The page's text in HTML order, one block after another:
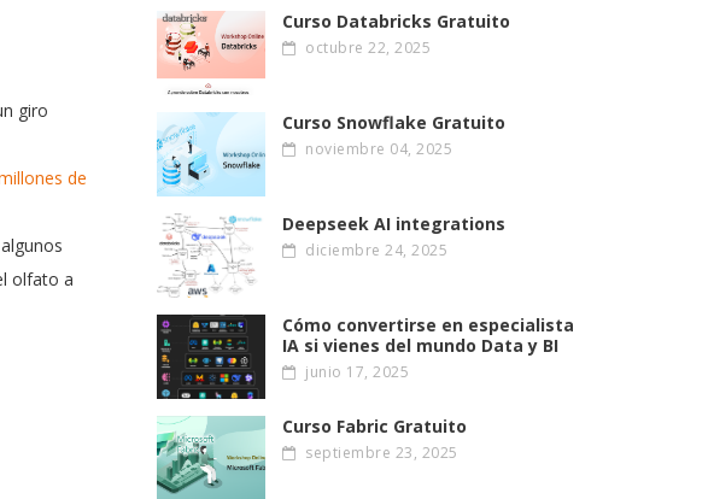
giro
de
olfato a
Curso Databricks Gratuito
octubre 22, 2025
Curso Snowflake Gratuito
noviembre 04, 2025
Deepseek AI integrations
diciembre 24, 2025
Cómo convertirse en especialista
IA si vienes del mundo Data y BI
junio 17, 2025
Curso Fabric Gratuito
septiembre 23, 2025